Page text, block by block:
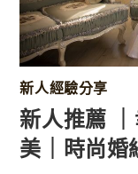
新人經驗分享
新人推薦
美｜時尚婚